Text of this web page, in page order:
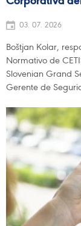
03. 07. 2026
Boštjan Kolar,
Normativo de
Slovenian Grand
Gerente de